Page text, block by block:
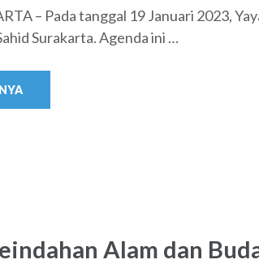
– Pada tanggal 19 Januari 2023,
Surakarta. Agenda ini …
Alam dan